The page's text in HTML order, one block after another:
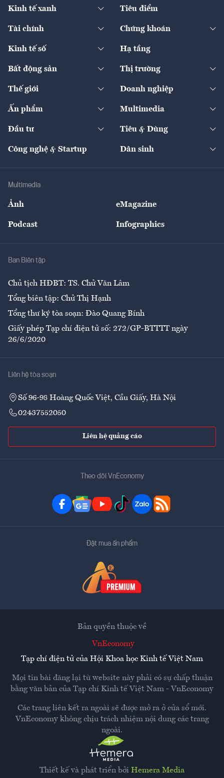
Kinh tế xanh
Diễn đàn
Tiêu điểm
Tài chính
Ngân hàng
Bảo hiểm
Chứng khoán
Doanh nghiệp niêm yết
Khung pháp lý
Kinh tế số
Sản phẩm - Thị trường
Start-up
Quản trị số
Hạ tầng
Bất động sản
Chính sách
Tư vấn
Thị trường
Thị trường
Nông sản
Thế giới
Kinh tế
Doanh nghiệp
Ấn phẩm
The Guide
Multimedia
Đầu tư Tiêu & Dùng
Giải trí
Công nghệ & Startup Dân sinh
Multimedia
Ảnh eMagazine
Podcast Infographics
Ban Biên tập
Chủ tịch HĐBT: TS. Chử Văn Lâm
Tổng biên tập: Chử Thị Hạnh
Tổng thư ký tòa soạn: Đào Quang Bính
Giấy phép Tạp chí điện tử số: 272/GP-BTTTT ngày
26/6/2020
Liên hệ tòa soạn
Số 96-98 Hoàng Quốc Việt, Cầu Giấy, Hà Nội
02437552050
Liên hệ quảng cáo
Theo dõi VnEconomy
Đặt mua ấn phẩm
Thiết kế và phát triển bởi Hemera Media
Bản quyền thuộc về
VnEconomy
Tạp chí điện tử của Hội Khoa học Kinh tế Việt Nam
Mọi tin bài đăng lại từ website này phải có sự chấp thuận
bằng văn bản của Tạp chí Kinh tế Việt Nam - VnEconomy
Các trang liên kết ra ngoài sẽ được mở ra ở cửa sổ mới.
VnEconomy không chịu trách nhiệm nội dung các trang
ngoài.